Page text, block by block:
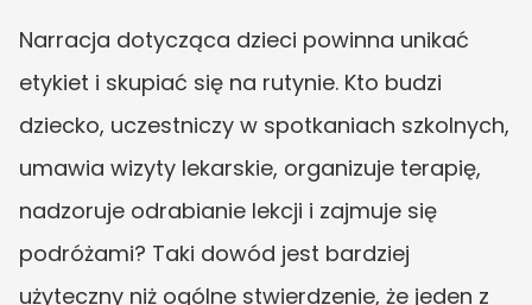
Narracja dotycząca dzieci powinna unikać
etykiet i skupiać się na rutynie. Kto budzi
dziecko, uczestniczy w spotkaniach szkolnych,
umawia wizyty lekarskie, organizuje terapię,
nadzoruje odrabianie lekcji i zajmuje się
podróżami? Taki dowód jest bardziej
użyteczny niż ogólne stwierdzenie, że jeden z